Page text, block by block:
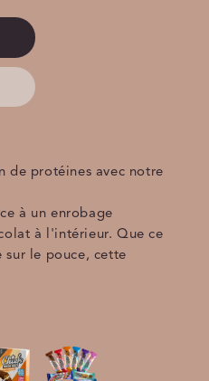
de protéines avec notre
à un enrobage
à l'intérieur. Que ce
sur le pouce, cette